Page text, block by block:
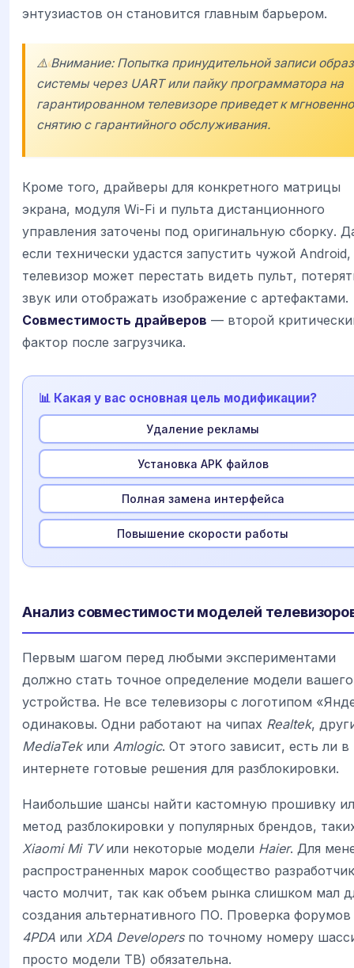
энтузиастов он становится главным барьером.
⚠️ Внимание: Попытка принудительной записи
системы через UART или пайку программатора на
гарантированном телевизоре приведет к
снятию с гарантийного обслуживания.
Кроме того, драйверы для конкретного матрицы
экрана, модуля Wi-Fi и пульта дистанционного
управления заточены под оригинальную сборку.
если технически удастся запустить чужой Android,
телевизор может перестать видеть пульт,
звук или отображать изображение с артефактами.
Совместимость драйверов — второй
фактор после загрузчика.
📊 Какая у вас основная цель модификации?
Удаление рекламы
Установка APK файлов
Полная замена интерфейса
Повышение скорости работы
Анализ совместимости моделей
Первым шагом перед любыми экспериментами
должно стать точное определение модели вашего
устройства. Не все телевизоры с логотипом
одинаковы. Одни работают на чипах Realtek,
MediaTekили Amlogic. От этого зависит, есть ли в
интернете готовые решения для разблокировки.
Наибольшие шансы найти кастомную прошивку
метод разблокировки у популярных брендов,
Xiaomi Mi TVили некоторые модели Haier. Для
распространенных марок сообщество
часто молчит, так как объем рынка слишком мал
создания альтернативного ПО. Проверка форумов
4PDA или XDA Developersпо точному номеру
просто модели ТВ) обязательна.